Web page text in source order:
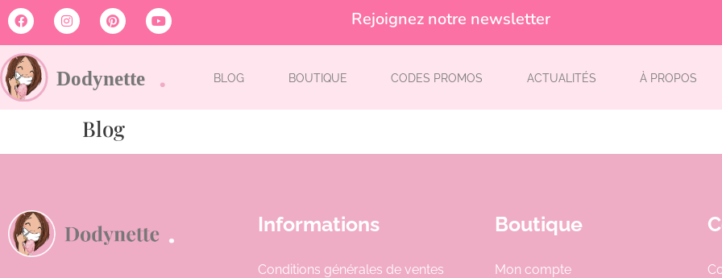
Rejoignez notre newsletter
BLOG BOUTIQUE CODES PROMOS ACTUALITÉS À PROPOS
Blog
Informations
Conditions générales de ventes
Boutique
Mon compte